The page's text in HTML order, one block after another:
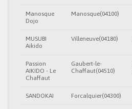
Manosque
Dojo
Manosque(04100)
MUSUBI
Aikido
Villeneuve(04180)
Passion
AIKIDO - Le
Chaffaut
Gaubert-le-
Chaffaut(04510)
SANDOKAI Forcalquier(04300)